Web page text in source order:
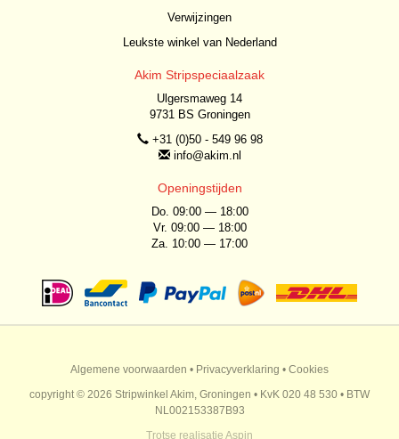
Verwijzingen
Leukste winkel van Nederland
Akim Stripspeciaalzaak
Ulgersmaweg 14
9731 BS Groningen
+31 (0)50 - 549 96 98
info@akim.nl
Openingstijden
Do. 09:00 — 18:00
Vr. 09:00 — 18:00
Za. 10:00 — 17:00
Algemene voorwaarden • Privacyverklaring • Cookies
copyright © 2026 Stripwinkel Akim, Groningen • KvK 020 48 530 • BTW
NL002153387B93
Trotse realisatie Aspin